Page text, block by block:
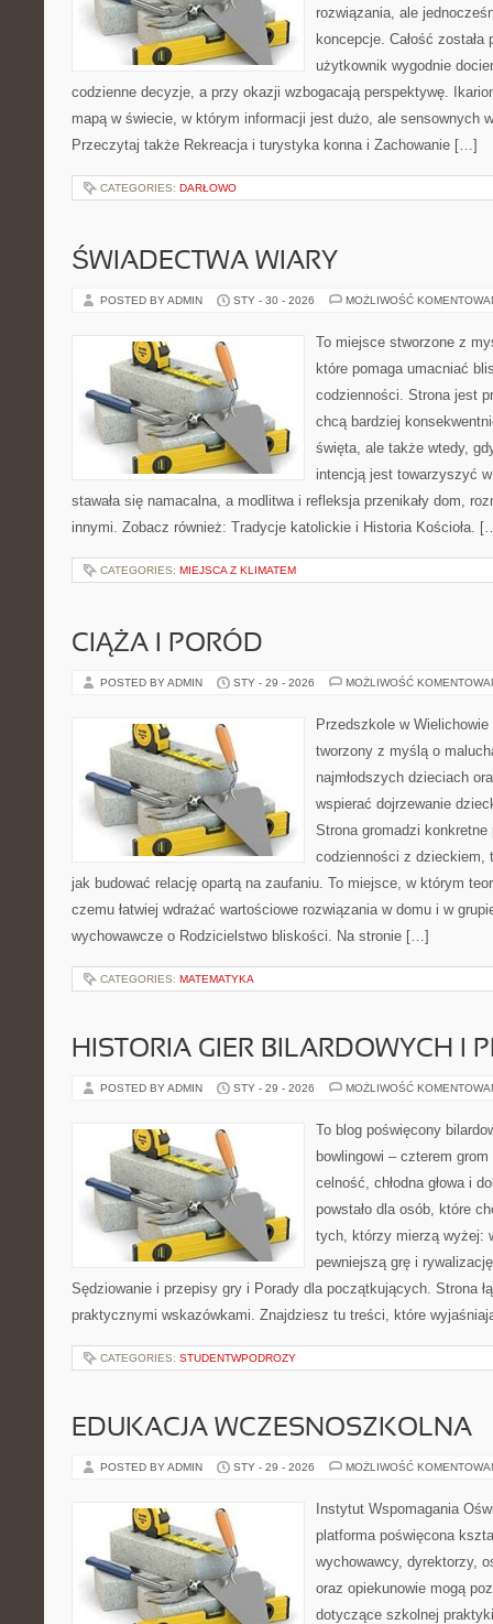
rozwiązania, ale
koncepcje. Całość
użytkownik wygodnie
codzienne decyzje, a przy okazji wzbogacają perspektywę.
mapą w świecie, w którym informacji jest dużo, ale sensownych
Przeczytaj także Rekreacja i turystyka konna i Zachowanie […]
CATEGORIES: DARŁOWO
ŚWIADECTWA WIARY
POSTED BY ADMIN STY - 30 - 2026 MOŻLIWOŚĆ
To miejsce stworzone z
które pomaga umacniać
codzienności. Strona jest
chcą bardziej
święta, ale także wtedy,
intencją jest towarzyszyć
stawała się namacalna, a modlitwa i refleksja przenikały dom,
innymi. Zobacz również: Tradycje katolickie i Historia Kościoła.
CATEGORIES: MIEJSCA Z KLIMATEM
CIĄŻA I PORÓD
POSTED BY ADMIN STY - 29 - 2026 MOŻLIWOŚĆ
Przedszkole w
tworzony z myślą o
najmłodszych dzieciach
wspierać dojrzewanie
Strona gromadzi
codzienności z dzieckiem,
jak budować relację opartą na zaufaniu. To miejsce, w którym
czemu łatwiej wdrażać wartościowe rozwiązania w domu i w
wychowawcze o Rodzicielstwo bliskości. Na stronie […]
CATEGORIES: MATEMATYKA
HISTORIA GIER BILARDOWYCH I
POSTED BY ADMIN STY - 29 - 2026 MOŻLIWOŚĆ
To blog poświęcony
bowlingowi – czterem
celność, chłodna głowa i
powstało dla osób, które
tych, którzy mierzą wyżej:
pewniejszą grę i
Sędziowanie i przepisy gry i Porady dla początkujących. Strona
praktycznymi wskazówkami. Znajdziesz tu treści, które
CATEGORIES: STUDENTWPODROZY
EDUKACJA WCZESNOSZKOLNA
POSTED BY ADMIN STY - 29 - 2026 MOŻLIWOŚĆ
Instytut Wspomagania
platforma poświęcona
wychowawcy, dyrektorzy,
oraz opiekunowie mogą
dotyczące szkolnej